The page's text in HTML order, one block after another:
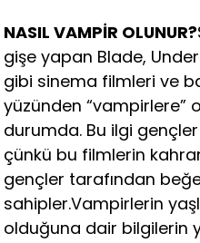
NASIL VAMPİR OLUNUR?
gişe yapan Blade,
gibi sinema filmleri ve
yüzünden “vampirlere”
durumda. Bu ilgi
çünkü bu filmlerin
gençler tarafından
sahipler.Vampirlerin
olduğuna dair bilgilerin